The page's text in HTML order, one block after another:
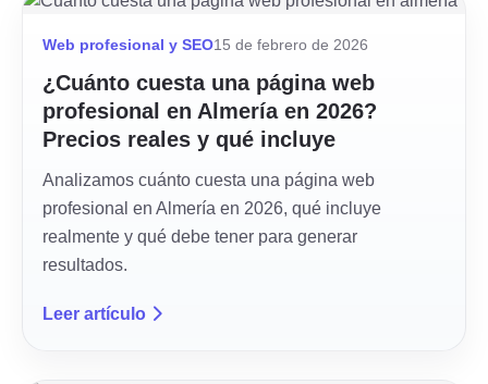
Web profesional y SEO15 de febrero de 2026
¿Cuánto cuesta una página web
profesional en Almería en 2026?
Precios reales y qué incluye
Analizamos cuánto cuesta una página web
profesional en Almería en 2026, qué incluye
realmente y qué debe tener para generar
resultados.
Leer artículo